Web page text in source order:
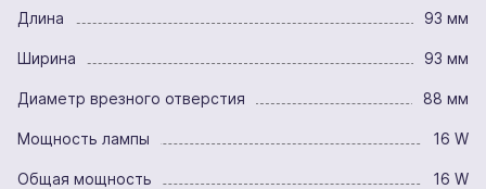
Длина 93 мм
Ширина 93 мм
Диаметр врезного отверстия 88 мм
Мощность лампы 16 W
Общая мощность 16 W